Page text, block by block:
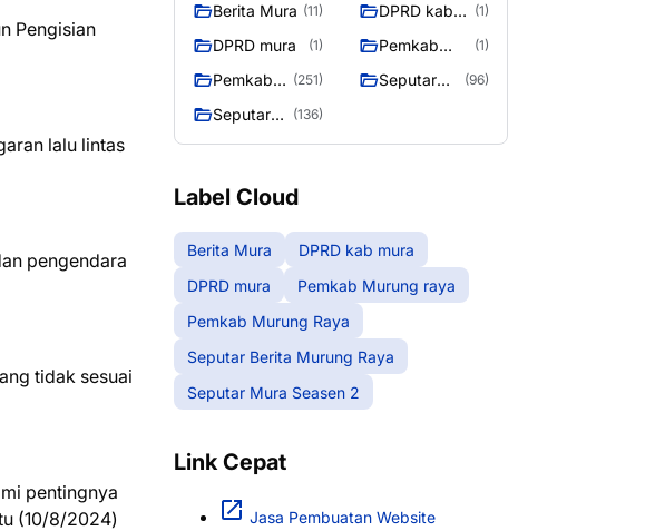
Pengisian
lalu lintas
pengendara
tidak sesuai
pentingnya
(10/8/2024)
Berita Mura (11)
DPRD kab
(1)
DPRD mura (1)
Pemkab
Murung raya
(1)
Pemkab
Raya
(251)
Seputar
Raya
(96)
Seputar
(136)
Label Cloud
Berita Mura
DPRD kab mura
DPRD mura
Pemkab Murung raya
Pemkab Murung Raya
Seputar Berita Murung Raya
Seputar Mura Seasen 2
Link Cepat
Jasa Pembuatan Website